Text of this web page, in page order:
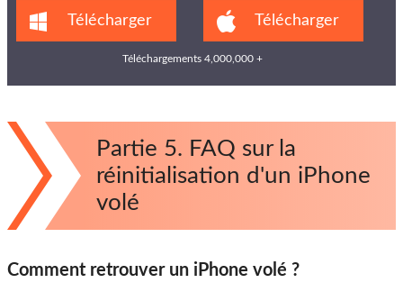
Télécharger Télécharger
Téléchargements 4,000,000 +
Partie 5. FAQ sur la
réinitialisation d'un iPhone
volé
Comment retrouver un iPhone volé ?